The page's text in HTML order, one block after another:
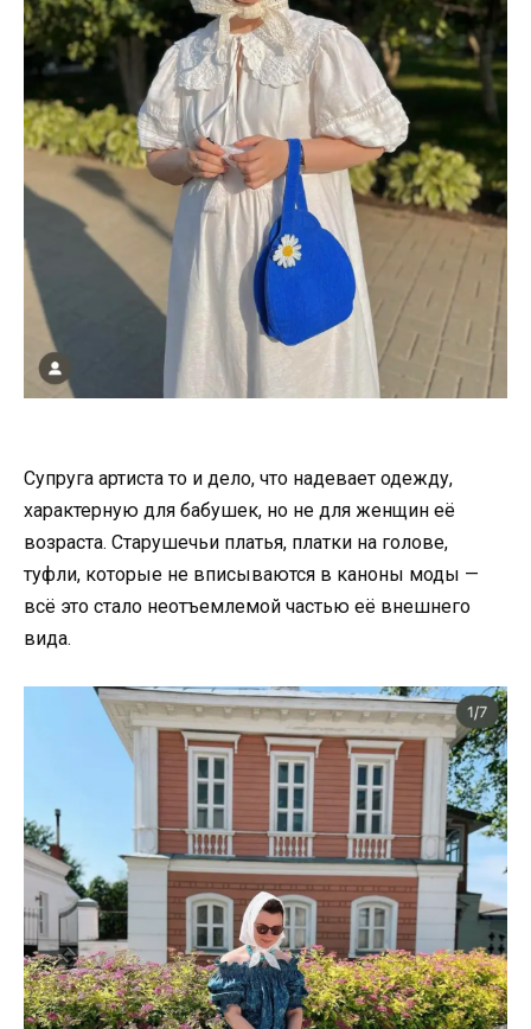
Супруга артиста то и дело, что надевает одежду,
характерную для бабушек, но не для женщин её
возраста. Старушечьи платья, платки на голове,
туфли, которые не вписываются в каноны моды —
всё это стало неотъемлемой частью её внешнего
вида.